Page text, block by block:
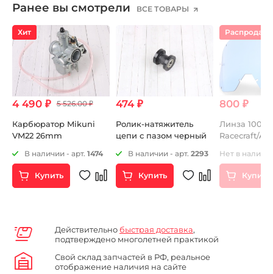
Ранее вы смотрели ВСЕ ТОВАРЫ
Хит
4 490 ₽ 5 526.00 ₽
Карбюратор Mikuni
VM22 26mm
В наличии - арт. 1474
Купить
474 ₽
Ролик-натяжитель
цепи с пазом черный
В наличии - арт. 2293
Купить
Распродажа
800 ₽
Линза 100%
Racecraft/
002-02)
Нет в
Купить
Действительно быстрая доставка,
подтверждено многолетней практикой
Свой склад запчастей в РФ, реальное
отображение наличия на сайте